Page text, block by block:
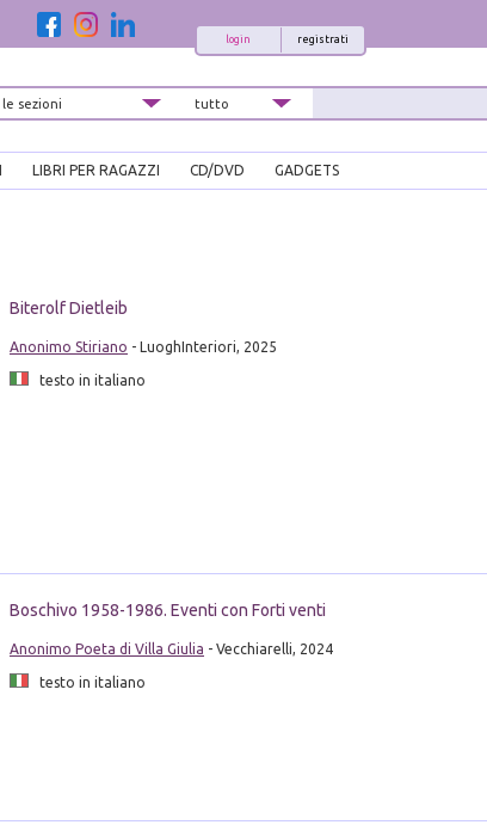
registrati
login
LIBRI PER RAGAZZI CD/DVD GADGETS
Biterolf Dietleib
Anonimo Stiriano - LuoghInteriori, 2025
testo in italiano
Boschivo 1958-1986. Eventi con Forti venti
Anonimo Poeta di Villa Giulia - Vecchiarelli, 2024
testo in italiano